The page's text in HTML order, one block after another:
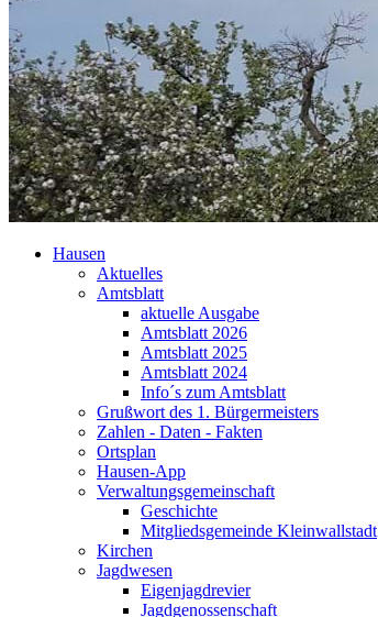
Hausen
Aktuelles
Amtsblatt
aktuelle Ausgabe
Amtsblatt 2026
Amtsblatt 2025
Amtsblatt 2024
Info´s zum Amtsblatt
Grußwort des 1. Bürgermeisters
Zahlen - Daten - Fakten
Ortsplan
Hausen-App
Verwaltungsgemeinschaft
Geschichte
Mitgliedsgemeinde Kleinwallstadt
Kirchen
Jagdwesen
Eigenjagdrevier
Jagdgenossenschaft